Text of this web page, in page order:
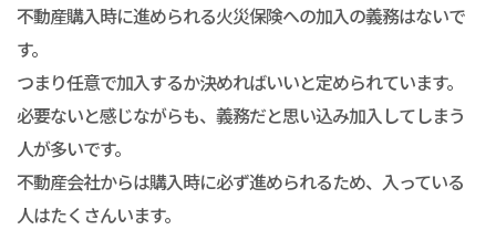
不動産購入時に進められる火災保険への加入の義務はないで
す。
つまり任意で加入するか決めればいいと定められています。
必要ないと感じながらも、義務だと思い込み加入してしまう
人が多いです。
不動産会社からは購入時に必ず進められるため、入っている
人はたくさんいます。